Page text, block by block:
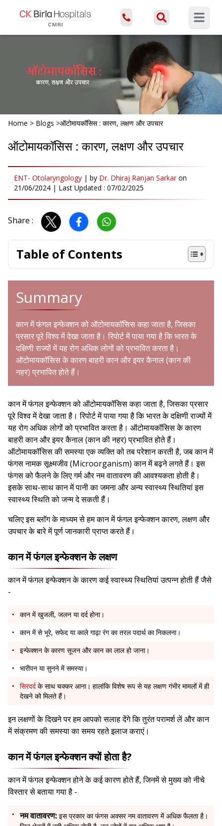
Open
Home > Blogs >ऑटोमायकॉसिस : कारण, लक्षण और उपचार
ऑटोमायकॉसिस : कारण, लक्षण और उपचार
ENT- Otolaryngology | by Dr. Dhiraj Ranjan Sarkar on
21/06/2024 | Last Updated : 07/02/2025
Share :
Table of Contents
Summary
कान में फंगल इन्फेक्शन को ऑटोमायकॉसिस कहा जाता है, जिसका
प्रसार पूरे विश्व में देखा जाता है। रिपोर्ट में पाया गया है कि भारत के
दक्षिणी राज्यों में यह रोग अधिक लोगों को प्रभावित करता है।
ऑटोमायकॉसिस के कारण बाहरी कान और इयर कैनाल (कान की
नहर) प्रभावित होते हैं।
कान में फंगल इन्फेक्शन को ऑटोमायकॉसिस कहा जाता है, जिसका प्रसार
पूरे विश्व में देखा जाता है। रिपोर्ट में पाया गया है कि भारत के दक्षिणी राज्यों में
यह रोग अधिक लोगों को प्रभावित करता है। ऑटोमायकॉसिस के कारण
बाहरी कान और इयर कैनाल (कान की नहर) प्रभावित होते हैं।
ऑटोमायकॉसिस की समस्या एक व्यक्ति को तब परेशान करती है, जब कान में
फंगस नामक सूक्ष्मजीव (Microorganism) कान में बढ़ने लगते हैं। इस
फंगस को फैलने के लिए गर्म और नम वातावरण की आवश्यकता होती है।
इसके साथ-साथ कान में पानी का जमना और अन्य स्वास्थ्य स्थितियां इस
स्वास्थ्य स्थिति को जन्म दे सकती हैं।
चलिए इस ब्लॉग के माध्यम से हम कान में फंगल इन्फेक्शन कारण, लक्षण और
उपचार के बारे में पूर्ण जानकारी प्राप्त करते हैं।
कान में फंगल इन्फेक्शन के लक्षण
कान में फंगल इन्फेक्शन के कारण कई स्वास्थ्य स्थितियां उत्पन्न होती हैं जैसे
-
कान में खुजली, जलन या दर्द होना।
कान में से भूरे, सफेद या काले गाढ़ा रंग का तरल पदार्थ का निकलना।
इन्फेक्शन के कारण सूजन और कान का लाल हो जाना।
भारीपन या सुनने में समस्या।
सिरदर्द के साथ चक्कर आना। हालांकि विशेष रूप से यह लक्षण गंभीर मामलों में ही
देखने को मिलते हैं।
इन लक्षणों के दिखने पर हम आपको सलाह देंगे कि तुरंत परामर्श लें और कान
में संक्रमण की समस्या का समय रहते इलाज कराएं।
कान में फंगल इन्फेक्शन क्यों होता है?
कान में फंगल इन्फेक्शन होने के कई कारण होते हैं, जिनमें से मुख्य को नीचे
विस्तार से बताया गया है -
नम वातावरण: इस प्रकार का फंगस अक्सर नम वातावरण में अधिक फैलता है।